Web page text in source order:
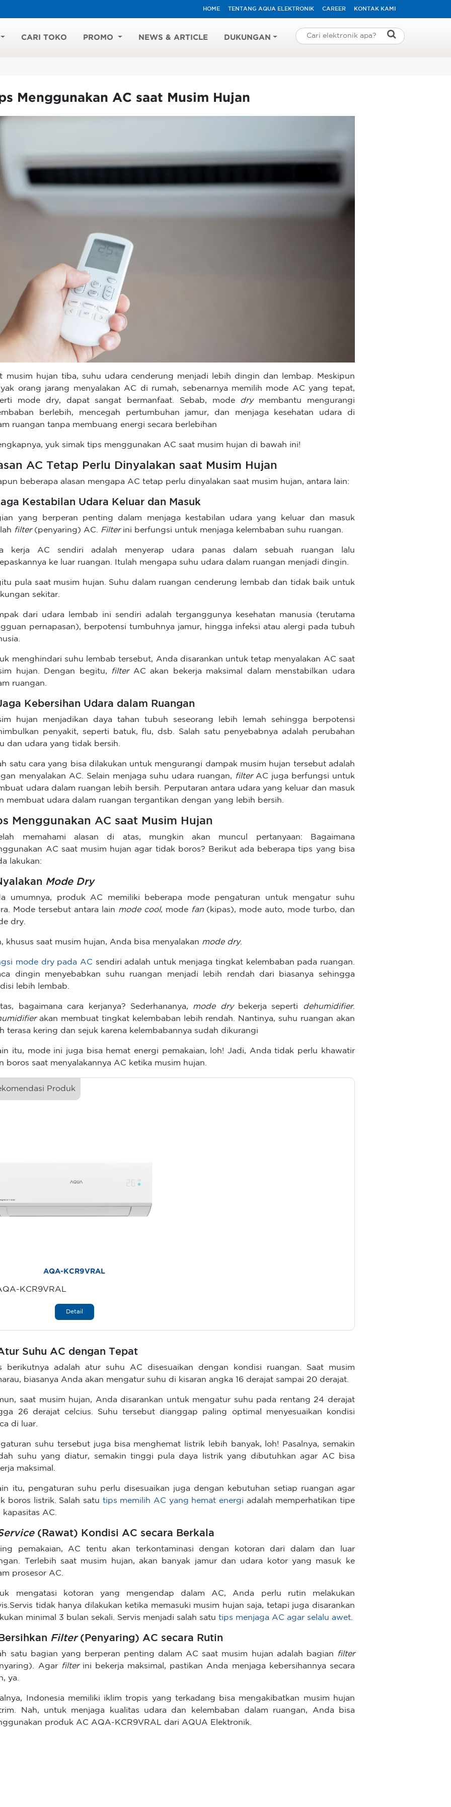
HOME TENTANG AQUA ELEKTRONIK CAREER KONTAK KAMI
CARI TOKO PROMO NEWS & ARTICLE DUKUNGAN
Menggunakan AC saat Musim Hujan
musim hujan tiba, suhu udara cenderung menjadi lebih dingin dan lembap. Meskipun
orang jarang menyalakan AC di rumah, sebenarnya memilih mode AC yang tepat,
mode dry, dapat sangat bermanfaat. Sebab, mode drymembantu mengurangi
berlebih, mencegah pertumbuhan jamur, dan menjaga kesehatan udara di
ruangan tanpa membuang energi secara berlebihan
yuk simak tips menggunakan AC saat musim hujan di bawah ini!
AC Tetap Perlu Dinyalakan saat Musim Hujan
beberapa alasan mengapa AC tetap perlu dinyalakan saat musim hujan, antara lain:
Kestabilan Udara Keluar dan Masuk
yang berperan penting dalam menjaga kestabilan udara yang keluar dan masuk
filter (penyaring) AC. Filter ini berfungsi untuk menjaga kelembaban suhu ruangan.
kerja AC sendiri adalah menyerap udara panas dalam sebuah ruangan lalu
ke luar ruangan. Itulah mengapa suhu udara dalam ruangan menjadi dingin.
pula saat musim hujan. Suhu dalam ruangan cenderung lembab dan tidak baik untuk
sekitar.
dari udara lembab ini sendiri adalah terganggunya kesehatan manusia (terutama
pernapasan), berpotensi tumbuhnya jamur, hingga infeksi atau alergi pada tubuh
menghindari suhu lembab tersebut, Anda disarankan untuk tetap menyalakan AC saat
hujan. Dengan begitu,
filter AC akan bekerja maksimal dalam menstabilkan udara
ruangan.
Kebersihan Udara dalam Ruangan
hujan menjadikan daya tahan tubuh seseorang lebih lemah sehingga berpotensi
penyakit, seperti batuk, flu, dsb. Salah satu penyebabnya adalah perubahan
dan udara yang tidak bersih.
satu cara yang bisa dilakukan untuk mengurangi dampak musim hujan tersebut adalah
menyalakan AC. Selain menjaga suhu udara ruangan, filter AC juga berfungsi untuk
udara dalam ruangan lebih bersih. Perputaran antara udara yang keluar dan masuk
membuat udara dalam ruangan tergantikan dengan yang lebih bersih.
Menggunakan AC saat Musim Hujan
memahami alasan di atas, mungkin akan muncul pertanyaan: Bagaimana
AC saat musim hujan agar tidak boros? Berikut ada beberapa tips yang bisa
lakukan:
Mode Dry
umumnya, produk AC memiliki beberapa mode pengaturan untuk mengatur suhu
Mode tersebut antara lain mode cool, mode fan (kipas), mode auto, mode turbo, dan
dry.
khusus saat musim hujan, Anda bisa menyalakan mode dry.
mode dry pada AC sendiri adalah untuk menjaga tingkat kelembaban pada ruangan.
dingin menyebabkan suhu ruangan menjadi lebih rendah dari biasanya sehingga
lebih lembab.
bagaimana cara kerjanya? Sederhananya, mode drybekerja seperti dehumidifier.
akan membuat tingkat kelembaban lebih rendah. Nantinya, suhu ruangan akan
terasa kering dan sejuk karena kelembabannya sudah dikurangi
itu, mode ini juga bisa hemat energi pemakaian, loh! Jadi, Anda tidak perlu khawatir
boros saat menyalakannya AC ketika musim hujan.
Produk
AQA-KCR9VRAL
KCR9VRAL
Detail
Suhu AC dengan Tepat
berikutnya adalah atur suhu AC disesuaikan dengan kondisi ruangan. Saat musim
biasanya Anda akan mengatur suhu di kisaran angka 16 derajat sampai 20 derajat.
saat musim hujan, Anda disarankan untuk mengatur suhu pada rentang 24 derajat
26 derajat celcius. Suhu tersebut dianggap paling optimal menyesuaikan kondisi
di luar.
suhu tersebut juga bisa menghemat listrik lebih banyak, loh! Pasalnya, semakin
suhu yang diatur, semakin tinggi pula daya listrik yang dibutuhkan agar AC bisa
maksimal.
itu, pengaturan suhu perlu disesuaikan juga dengan kebutuhan setiap ruangan agar
boros listrik. Salah satu tips memilih AC yang hemat energi adalah memperhatikan tipe
kapasitas AC.
(Rawat) Kondisi AC secara Berkala
pemakaian, AC tentu akan terkontaminasi dengan kotoran dari dalam dan luar
Terlebih saat musim hujan, akan banyak jamur dan udara kotor yang masuk ke
prosesor AC.
mengatasi kotoran yang mengendap dalam AC, Anda perlu rutin melakukan
tidak hanya dilakukan ketika memasuki musim hujan saja, tetapi juga disarankan
minimal 3 bulan sekali. Servis menjadi salah satutips menjaga AC agar selalu awet
Filter (Penyaring) AC secara Rutin
satu bagian yang berperan penting dalam AC saat musim hujan adalah bagian
filter
Agar filter ini bekerja maksimal, pastikan Anda menjaga kebersihannya secara
ya.
Indonesia memiliki iklim tropis yang terkadang bisa mengakibatkan musim hujan
Nah, untuk menjaga kualitas udara dan kelembaban dalam ruangan, Anda bisa
produk AC AQA-KCR9VRAL dari AQUA Elektronik.